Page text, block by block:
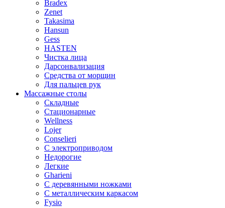
Bradex
Zenet
Takasima
Hansun
Gess
HASTEN
Чистка лица
Дарсонвализация
Средства от морщин
Для пальцев рук
Массажные столы
Складные
Стационарные
Wellness
Lojer
Conselieri
С электроприводом
Недорогие
Легкие
Gharieni
С деревянными ножками
С металлическим каркасом
Fysio